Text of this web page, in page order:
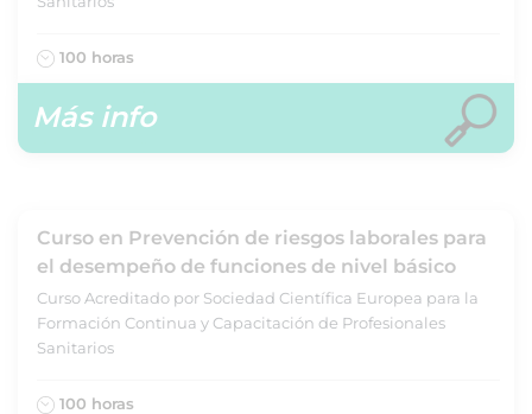
100 horas
Más info
Curso en Prevención de riesgos laborales para
el desempeño de funciones de nivel básico
Curso Acreditado por Sociedad Científica Europea para la
Formación Continua y Capacitación de Profesionales
Sanitarios
100 horas